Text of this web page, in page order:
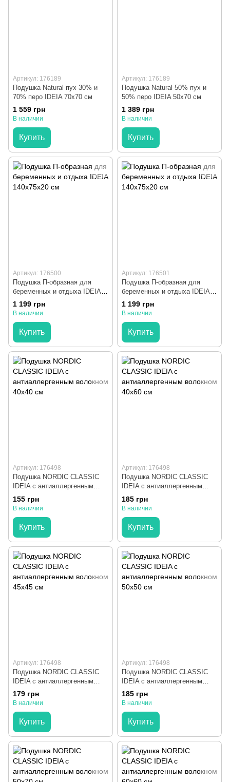
Артикул: 176189
Подушка Natural пух 30% и
70% перо IDEIA 70x70 см
1 559 грн
В наличии
Купить
Артикул: 176189
Подушка Natural 50% пух и
50% перо IDEIA 50x70 см
1 389 грн
В наличии
Купить
Артикул: 176500
Подушка П-образная для
беременных и отдыха IDEIA
140x75x20 см
1 199 грн
В наличии
Купить
Артикул: 176501
Подушка П-образная для
беременных и отдыха IDEIA
140x75x20 см
1 199 грн
В наличии
Купить
Артикул: 176498
Подушка NORDIC CLASSIC
IDEIA с антиаллергенным
волокном 40х40 см
155 грн
В наличии
Купить
Артикул: 176498
Подушка NORDIC CLASSIC
IDEIA с антиаллергенным
волокном 40х60 см
185 грн
В наличии
Купить
Артикул: 176498
Подушка NORDIC CLASSIC
IDEIA с антиаллергенным
волокном 45х45 см
179 грн
В наличии
Купить
Артикул: 176498
Подушка NORDIC CLASSIC
IDEIA с антиаллергенным
волокном 50х50 см
185 грн
В наличии
Купить